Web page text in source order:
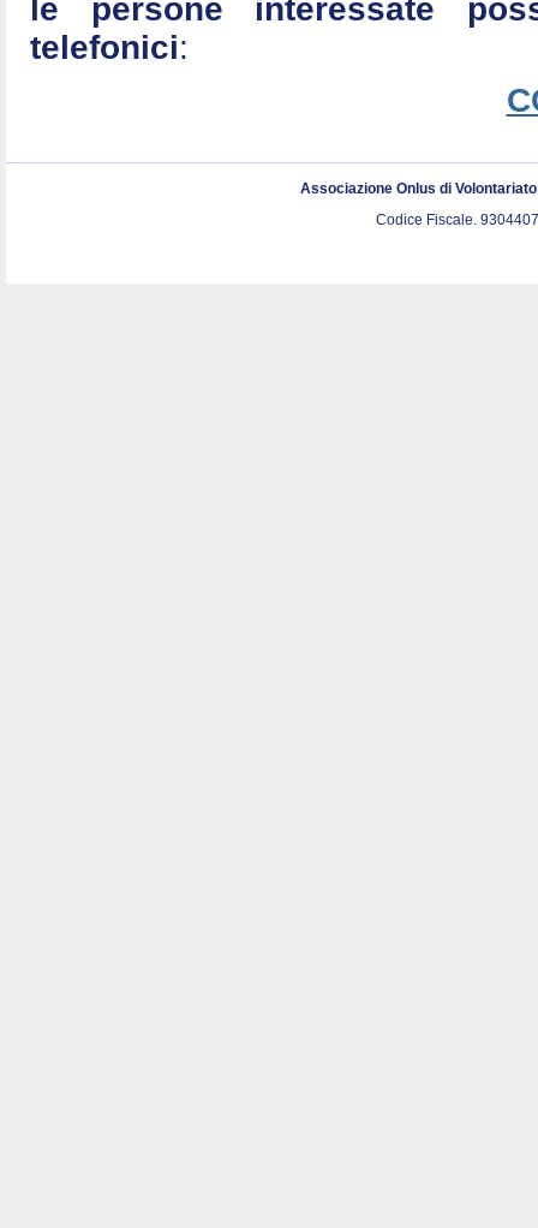
le persone interessate
telefonici:
Associazione Onlus di
Codice Fiscale.